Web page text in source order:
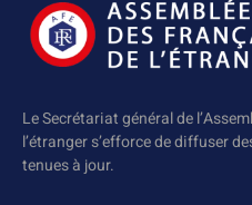
Le Secrétariat général de
l’étranger s’efforce de diffuser
tenues à jour.